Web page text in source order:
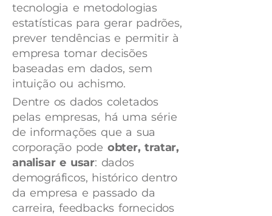
tecnologia e metodologias
estatísticas para gerar padrões,
prever tendências e permitir à
empresa tomar decisões
baseadas em dados, sem
intuição ou achismo.
Dentre os dados coletados
pelas empresas, há uma série
de informações que a sua
corporação pode obter, tratar,
analisar e usar: dados
demográficos, histórico dentro
da empresa e passado da
carreira, feedbacks fornecidos